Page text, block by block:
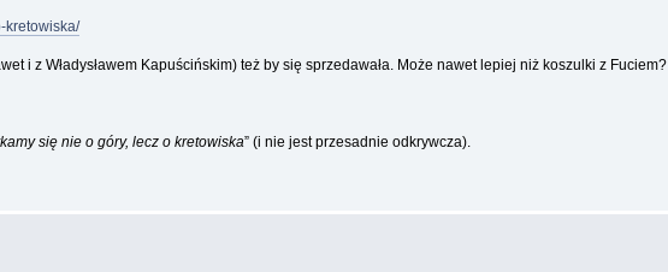
kretowiska/
i z Władysławem Kapuścińskim) też by się sprzedawała. Może nawet lepiej niż koszulki z Fuciem?
się nie o góry, lecz o kretowiska” (i nie jest przesadnie odkrywcza).